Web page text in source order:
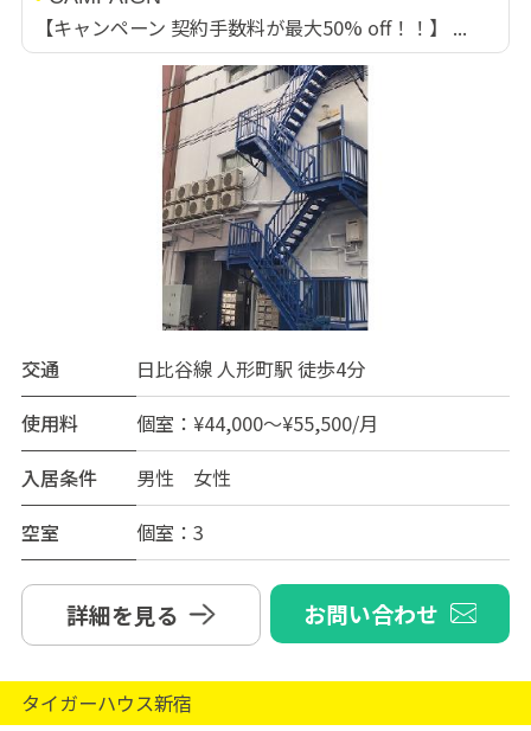
【キャンペーン 契約手数料が最大50% off！！】 ...
交通
日比谷線 人形町駅 徒歩4分
使用料
個室：¥44,000～¥55,500/月
入居条件
男性 女性
空室
個室：3
詳細を見る お問い合わせ
タイガーハウス新宿